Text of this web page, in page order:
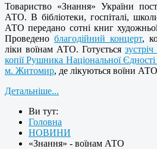
Товариство «Знання» України
АТО. В бібліотеки, госпіталі,
АТО передано сотні книг художньої
Проведено благодійний концерт,
ліки воїнам АТО. Готується
копії Рушника Національної Єдності
м. Житомир, де лікуються воїни
Детальніше...
Ви тут:
Головна
НОВИНИ
«Знання» - воїнам АТО